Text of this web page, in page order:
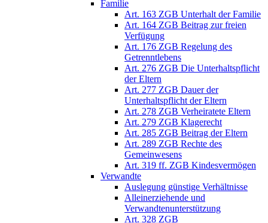
Familie
Art. 163 ZGB Unterhalt der Familie
Art. 164 ZGB Beitrag zur freien
Verfügung
Art. 176 ZGB Regelung des
Getrenntlebens
Art. 276 ZGB Die Unterhaltspflicht
der Eltern
Art. 277 ZGB Dauer der
Unterhaltspflicht der Eltern
Art. 278 ZGB Verheiratete Eltern
Art. 279 ZGB Klagerecht
Art. 285 ZGB Beitrag der Eltern
Art. 289 ZGB Rechte des
Gemeinwesens
Art. 319 ff. ZGB Kindesvermögen
Verwandte
Auslegung günstige Verhältnisse
Alleinerziehende und
Verwandtenunterstützung
Art. 328 ZGB